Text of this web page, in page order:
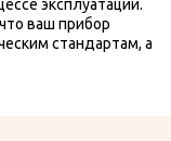
эксплуатации.
ваш прибор
стандартам, а